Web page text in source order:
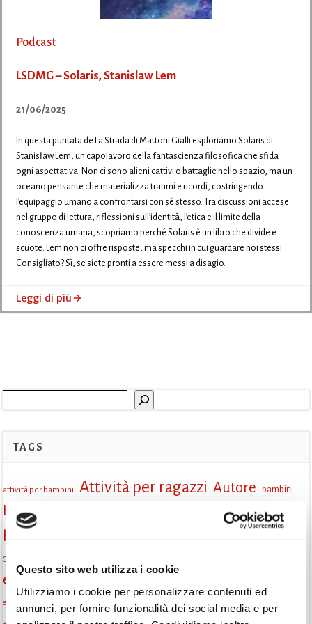
Questo sito web utilizza i cookie
Utilizziamo i cookie per personalizzare contenuti ed
annunci, per fornire funzionalità dei social media e per
Podcast
LSDMG – Solaris, Stanislaw Lem
21/06/2025
In questa puntata de La Strada di Mattoni Gialli esploriamo Solaris di
Stanisław Lem, un capolavoro della fantascienza filosofica che sfida
ogni aspettativa. Non ci sono alieni cattivi o battaglie nello spazio, ma un
oceano pensante che materializza traumi e ricordi, costringendo
l’equipaggio umano a confrontarsi con sé stesso. Tra discussioni accese
nel gruppo di lettura, riflessioni sull’identità, l’etica e il limite della
conoscenza umana, scopriamo perché Solaris è un libro che divide e
scuote. Lem non ci offre risposte, ma specchi in cui guardare noi stessi.
Consigliato? Sì, se siete pronti a essere messi a disagio.
Leggi di più
TAGS
attività per bambini Attività per ragazzi Autore bambini
biblioteca
biblioteca Monselice Biblioteca San Biagio
Centro per il libro e la lettura
eventi culturali
eventi Monselice famiglie Fiaccole della lettura